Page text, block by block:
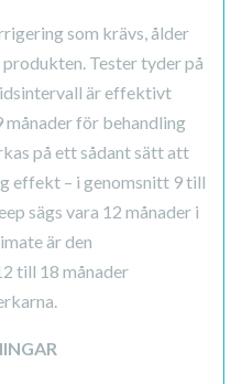
som krävs, ålder
Tester tyder på
är effektivt
för behandling
på ett sådant sätt att
effekt – i genomsnitt 9 till
sägs vara 12 månader i
är den
till 18 månader